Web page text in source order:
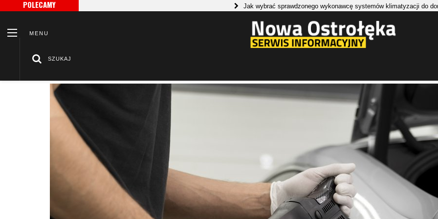
POLECAMY Jak wybrać sprawdzonego wykonawcę systemów klimatyzacji do domu i
MENU
SZUKAJ